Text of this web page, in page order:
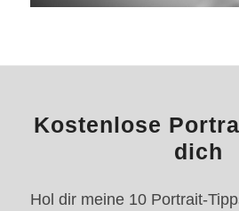
Kostenlose
dich
Hol dir meine 10 Portrait-